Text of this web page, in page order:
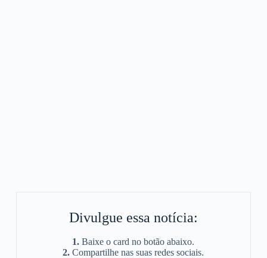
Divulgue essa notícia:
1. Baixe o card no botão abaixo.
2. Compartilhe nas suas redes sociais.